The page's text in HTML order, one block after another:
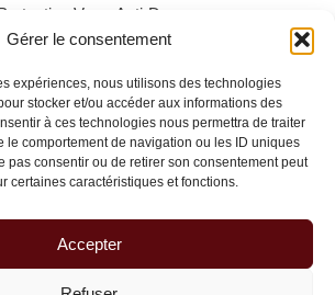
Gérer le consentement
expériences, nous utilisons des technologies
stocker et/ou accéder aux informations des
à ces technologies nous permettra de traiter
le comportement de navigation ou les ID uniques
pas consentir ou de retirer son consentement peut
certaines caractéristiques et fonctions.
Accepter
Verre Anti-Drogue
Les Bornes Recharge Mobile
Navettes Kékébus
Menu